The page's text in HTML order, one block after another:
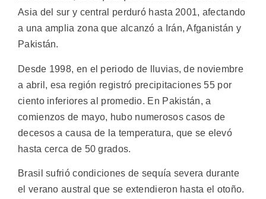
Asia del sur y central perduró hasta 2001, afectando
a una amplia zona que alcanzó a Irán, Afganistán y
Pakistán.
Desde 1998, en el periodo de lluvias, de noviembre
a abril, esa región registró precipitaciones 55 por
ciento inferiores al promedio. En Pakistán, a
comienzos de mayo, hubo numerosos casos de
decesos a causa de la temperatura, que se elevó
hasta cerca de 50 grados.
Brasil sufrió condiciones de sequía severa durante
el verano austral que se extendieron hasta el otoño.